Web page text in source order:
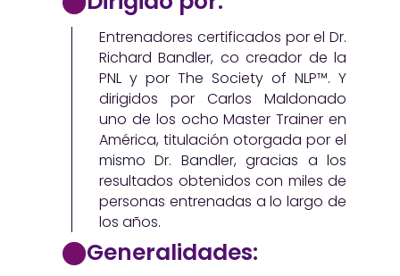
Entrenadores certificados por el Dr.
Richard Bandler, co creador de la
PNL y por The Society of NLP™. Y
dirigidos por Carlos Maldonado
uno de los ocho Master Trainer en
América, titulación otorgada por el
mismo Dr. Bandler, gracias a los
resultados obtenidos con miles de
personas entrenadas a lo largo de
los años.
Generalidades: